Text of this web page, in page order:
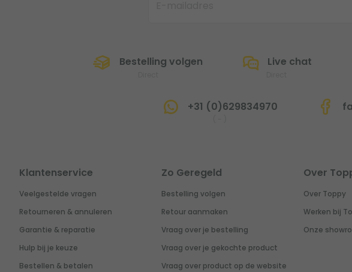
Bestelling volgen Live chat
+31 (0)629834970
Klantenservice
Veelgestelde vragen
Retourneren & annuleren
Garantie & reparatie
Hulp bij je keuze
Bestellen & betalen
Zo Geregeld
Bestelling volgen
Retour aanmaken
Vraag over je bestelling
Vraag over je gekochte product
Vraag over product op de website
Over
Over Toppy
Werken bij
Onze